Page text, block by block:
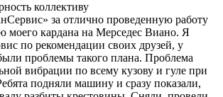
коллективу
за отлично проведенную работу
моего кардана на Мерседес Виано. Я
по рекомендации своих друзей, у
проблемы такого плана. Проблема
вибрации по всему кузову и гуле при
подняли машину и сразу показали,